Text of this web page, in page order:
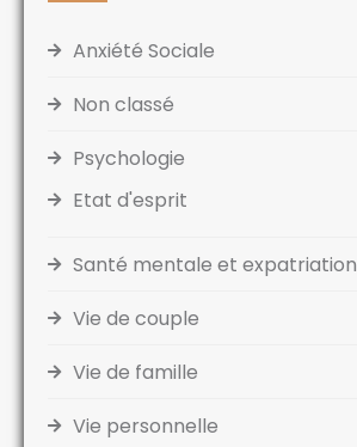
Anxiété Sociale
Non classé
Psychologie
Etat d'esprit
Santé mentale et expatriation
Vie de couple
Vie de famille
Vie personnelle